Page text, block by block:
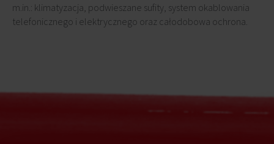
m.in.: klimatyzacja, podwieszane sufity, system okablowania
telefonicznego i elektrycznego oraz całodobowa ochrona.